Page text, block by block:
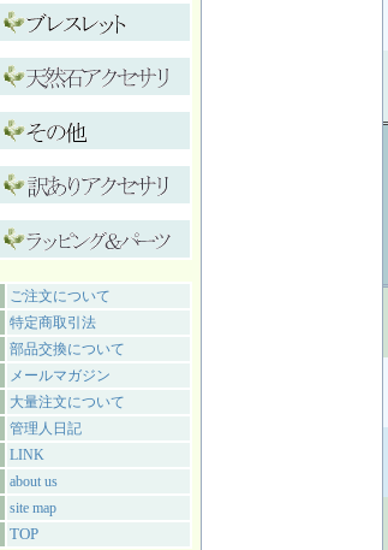
ご注文について
特定商取引法
部品交換について
メールマガジン
大量注文について
管理人日記
LINK
about us
site map
TOP